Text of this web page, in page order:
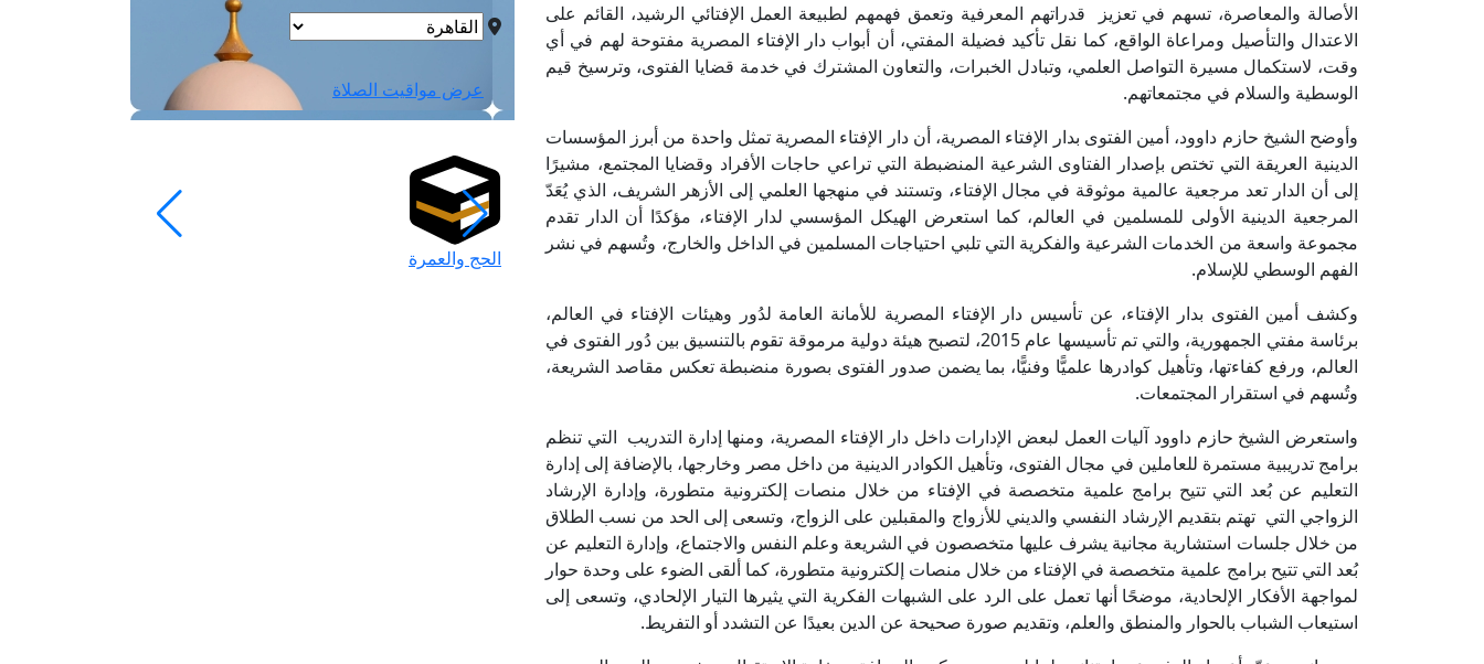
الأصالة والمعاصرة، تسهم في تعزيز قدراتهم المعرفية وتعمق فهمهم لطبيعة العمل الإفتائي الرشيد، القائم على
الاعتدال والتأصيل ومراعاة الواقع، كما نقل تأكيد فضيلة المفتي، أن أبواب دار الإفتاء المصرية مفتوحة لهم في أي
وقت، لاستكمال مسيرة التواصل العلمي، وتبادل الخبرات، والتعاون المشترك في خدمة قضايا الفتوى، وترسيخ قيم
الوسطية والسلام في مجتمعاتهم.
وأوضح الشيخ حازم داوود، أمين الفتوى بدار الإفتاء المصرية، أن دار الإفتاء المصرية تمثل واحدة من أبرز المؤسسات
الدينية العريقة التي تختص بإصدار الفتاوى الشرعية المنضبطة التي تراعي حاجات الأفراد وقضايا المجتمع، مشيرًا
إلى أن الدار تعد مرجعية عالمية موثوقة في مجال الإفتاء، وتستند في منهجها العلمي إلى الأزهر الشريف، الذي يُعَدّ
المرجعية الدينية الأولى للمسلمين في العالم، كما استعرض الهيكل المؤسسي لدار الإفتاء، مؤكدًا أن الدار تقدم
مجموعة واسعة من الخدمات الشرعية والفكرية التي تلبي احتياجات المسلمين في الداخل والخارج، وتُسهم في نشر
الفهم الوسطي للإسلام.
وكشف أمين الفتوى بدار الإفتاء، عن تأسيس دار الإفتاء المصرية للأمانة العامة لدُور وهيئات الإفتاء في العالم،
برئاسة مفتي الجمهورية، والتي تم تأسيسها عام 2015، لتصبح هيئة دولية مرموقة تقوم بالتنسيق بين دُور الفتوى في
العالم، ورفع كفاءتها، وتأهيل كوادرها علميًّا وفنيًّا، بما يضمن صدور الفتوى بصورة منضبطة تعكس مقاصد الشريعة،
وتُسهم في استقرار المجتمعات.
واستعرض الشيخ حازم داوود آليات العمل لبعض الإدارات داخل دار الإفتاء المصرية، ومنها إدارة التدريب التي تنظم
برامج تدريبية مستمرة للعاملين في مجال الفتوى، وتأهيل الكوادر الدينية من داخل مصر وخارجها، بالإضافة إلى إدارة
التعليم عن بُعد التي تتيح برامج علمية متخصصة في الإفتاء من خلال منصات إلكترونية متطورة، وإدارة الإرشاد
الزواجي التي تهتم بتقديم الإرشاد النفسي والديني للأزواج والمقبلين على الزواج، وتسعى إلى الحد من نسب الطلاق
من خلال جلسات استشارية مجانية يشرف عليها متخصصون في الشريعة وعلم النفس والاجتماع، وإدارة التعليم عن
بُعد التي تتيح برامج علمية متخصصة في الإفتاء من خلال منصات إلكترونية متطورة، كما ألقى الضوء على وحدة حوار
لمواجهة الأفكار الإلحادية، موضحًا أنها تعمل على الرد على الشبهات الفكرية التي يثيرها التيار الإلحادي، وتسعى إلى
استيعاب الشباب بالحوار والمنطق والعلم، وتقديم صورة صحيحة عن الدين بعيدًا عن التشدد أو التفريط.
عرض مواقيت الصلاة
الحج والعمرة